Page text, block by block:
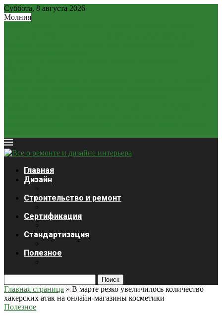
Суббота, 8 августа 2026
Молния
Главная
Дизайн
Строительство и ремонт
Сертификация
Стандартизация
Полезное
Поиск
Главная страница » В марте резко увеличилось количество
хакерских атак на онлайн-магазины косметики
Полезное